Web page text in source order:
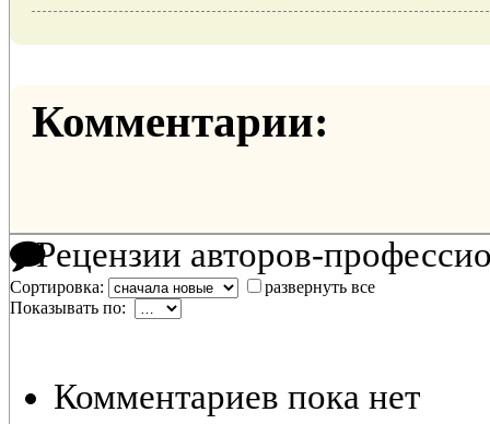
Комментарии:
Рецензии авторов-
Сортировка:
развернуть все
Показывать по:
Комментариев пока нет